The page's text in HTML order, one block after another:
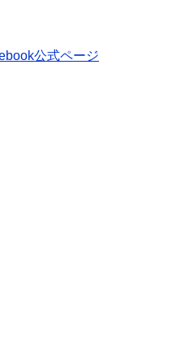
公式ページ